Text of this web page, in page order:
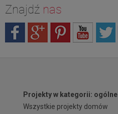
Znajdź nas
Projekty w kategorii: ogólne
Wszystkie projekty domów